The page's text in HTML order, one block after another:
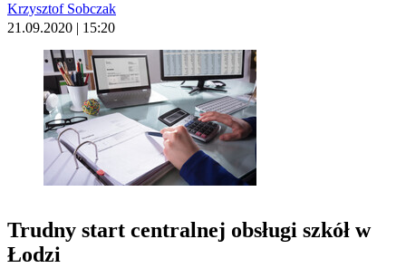
Krzysztof Sobczak
21.09.2020 | 15:20
Trudny start centralnej obsługi szkół w
Łodzi